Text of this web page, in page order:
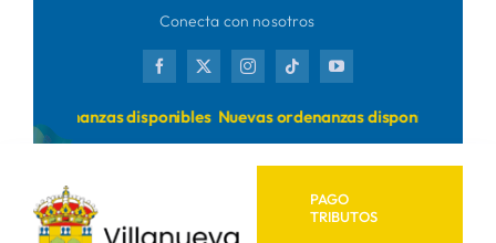
Conecta con nosotros
ordenanzas disponibles Nuevas ordenanzas disponibles
PAGO
TRIBUTOS